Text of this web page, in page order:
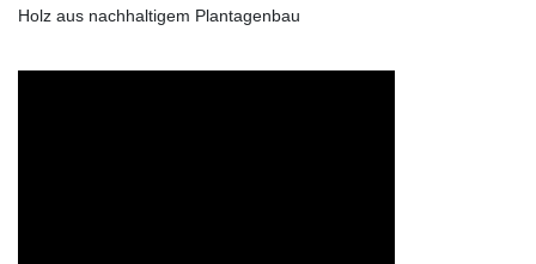
Holz aus nachhaltigem Plantagenbau